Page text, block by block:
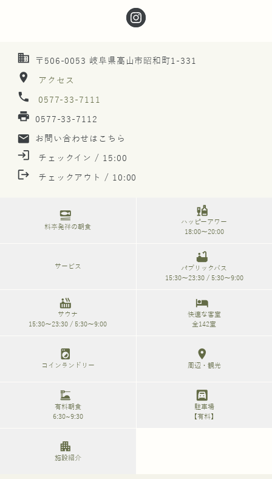
business 〒506-0053 岐阜県高山市昭和町1-331
location_on アクセス
phone 0577-33-7111
print 0577-33-7112
mail お問い合わせはこちら
login チェックイン / 15:00
logout チェックアウト / 10:00
set_meal
料亭発祥の朝食
liquor
ハッピーアワー
18:00～20:00
サービス
bathtub
パブリックバス
15:30～23:30 / 5:30～9:00
hot_tub
サウナ
15:30～23:30 / 5:30～9:00
hotel
快適な客室
全142室
local_laundry_service
コインランドリー
location_on
周辺・観光
dinner_dining
有料朝食
6:30~9:30
garage
駐車場
【有料】
apartment
施設紹介